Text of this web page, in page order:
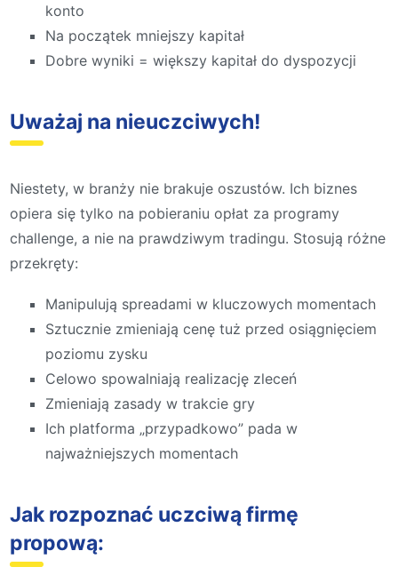
konto
Na początek mniejszy kapitał
Dobre wyniki = większy kapitał do dyspozycji
Uważaj na nieuczciwych!
Niestety, w branży nie brakuje oszustów. Ich biznes
opiera się tylko na pobieraniu opłat za programy
challenge, a nie na prawdziwym tradingu. Stosują różne
przekręty:
Manipulują spreadami w kluczowych momentach
Sztucznie zmieniają cenę tuż przed osiągnięciem
poziomu zysku
Celowo spowalniają realizację zleceń
Zmieniają zasady w trakcie gry
Ich platforma „przypadkowo” pada w
najważniejszych momentach
Jak rozpoznać uczciwą firmę
propową: